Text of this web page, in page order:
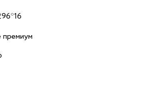
премиум